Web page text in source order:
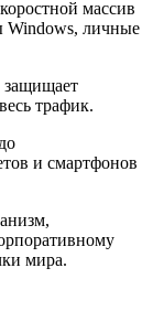
массив
Windows, личные
трафик.
и смартфонов
мира.